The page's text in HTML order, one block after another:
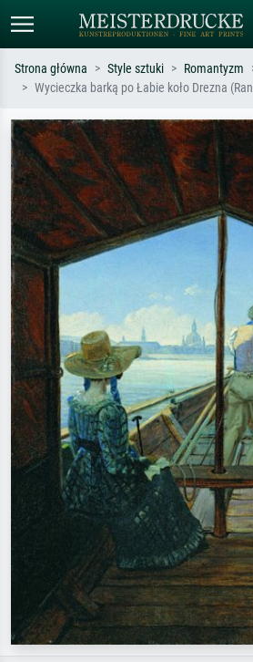
Szukaj wg artysty, tytułu lub stylu – np.
Monet, Gwiaździsta noc,
impresjonizm, fala Hokusaia, akt.
Strona główna Style sztuki Romantyzm
Wycieczka barką po Łabie koło Drezna